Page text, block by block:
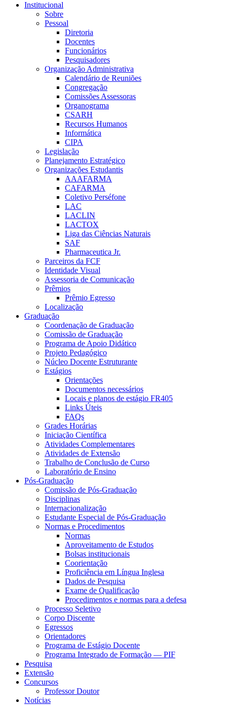
Institucional
Sobre
Pessoal
Diretoria
Docentes
Funcionários
Pesquisadores
Organização Administrativa
Calendário de Reuniões
Congregação
Comissões Assessoras
Organograma
CSARH
Recursos Humanos
Informática
CIPA
Legislação
Planejamento Estratégico
Organizações Estudantis
AAAFARMA
CAFARMA
Coletivo Perséfone
LAC
LACLIN
LACTOX
Liga das Ciências Naturais
SAF
Pharmaceutica Jr.
Parceiros da FCF
Identidade Visual
Assessoria de Comunicação
Prêmios
Prêmio Egresso
Localização
Graduação
Coordenação de Graduação
Comissão de Graduação
Programa de Apoio Didático
Projeto Pedagógico
Núcleo Docente Estruturante
Estágios
Orientações
Documentos necessários
Locais e planos de estágio FR405
Links Úteis
FAQs
Grades Horárias
Iniciação Científica
Atividades Complementares
Atividades de Extensão
Trabalho de Conclusão de Curso
Laboratório de Ensino
Pós-Graduação
Comissão de Pós-Graduação
Disciplinas
Internacionalização
Estudante Especial de Pós-Graduação
Normas e Procedimentos
Normas
Aproveitamento de Estudos
Bolsas institucionais
Coorientação
Proficiência em Língua Inglesa
Dados de Pesquisa
Exame de Qualificação
Procedimentos e normas para a defesa
Processo Seletivo
Corpo Discente
Egressos
Orientadores
Programa de Estágio Docente
Programa Integrado de Formação — PIF
Pesquisa
Extensão
Concursos
Professor Doutor
Notícias